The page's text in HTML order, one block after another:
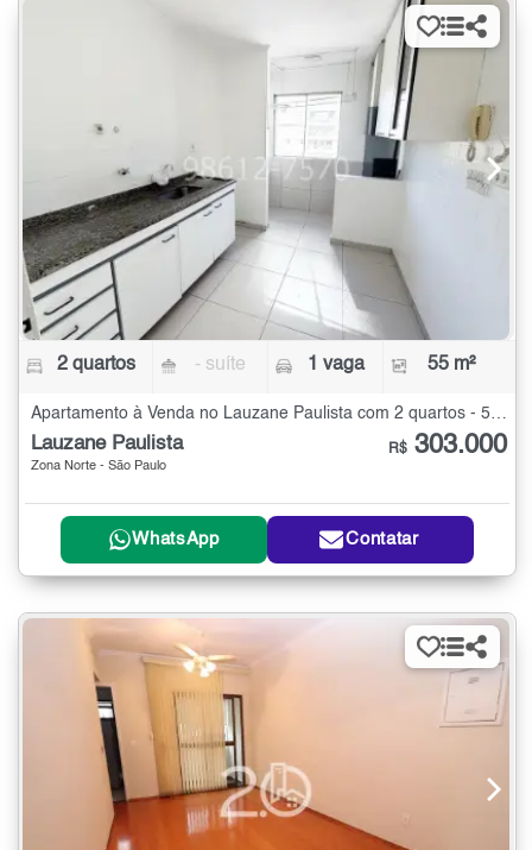
2 quartos - suíte 1 vaga 55 m²
Lauzane Paulista
Zona Norte - São Paulo
R$ 303.000
WhatsApp Contatar